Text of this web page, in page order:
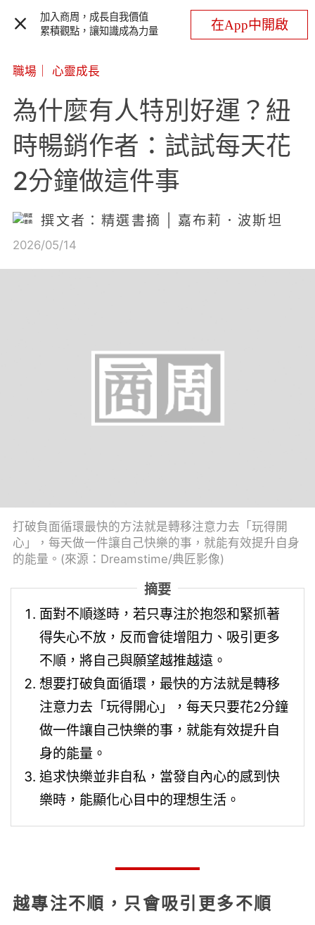
加入商周，成長自我價值
累積觀點，讓知識成為力量
在App中開啟
職場 心靈成長
為什麼有人特別好運？紐
時暢銷作者：試試每天花
2分鐘做這件事
撰文者：精選書摘 | 嘉布莉．波斯坦
2026/05/14
打破負面循環最快的方法就是轉移注意力去「玩得開
心」，每天做一件讓自己快樂的事，就能有效提升自身
的能量。(來源：Dreamstime/典匠影像)
摘要
面對不順遂時，若只專注於抱怨和緊抓著
得失心不放，反而會徒增阻力、吸引更多
不順，將自己與願望越推越遠。
想要打破負面循環，最快的方法就是轉移
注意力去「玩得開心」，每天只要花2分鐘
做一件讓自己快樂的事，就能有效提升自
身的能量。
追求快樂並非自私，當發自內心的感到快
樂時，能顯化心目中的理想生活。
越專注不順，只會吸引更多不順